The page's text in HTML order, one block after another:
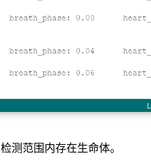
测范围内存在生命体。